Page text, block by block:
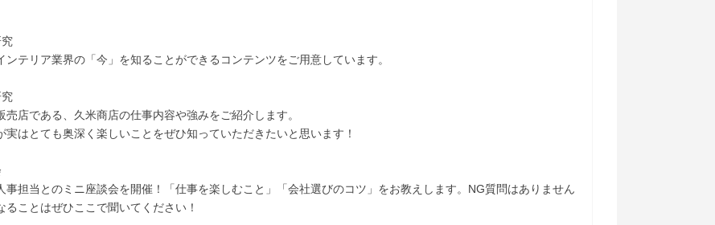
究
ンテリア業界の「今」を知ることができるコンテンツをご用意しています。
究
売店である、久米商店の仕事内容や強みをご紹介します。
実はとても奥深く楽しいことをぜひ知っていただきたいと思います！
事担当とのミニ座談会を開催！「仕事を楽しむこと」「会社選びのコツ」をお教えします。NG質問はありません
ることはぜひここで聞いてください！